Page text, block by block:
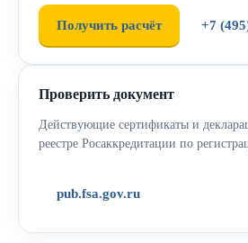
Получить расчёт +7
Проверить документ
Действующие сертификаты и
реестре Росаккредитации по
pub.fsa.gov.ru